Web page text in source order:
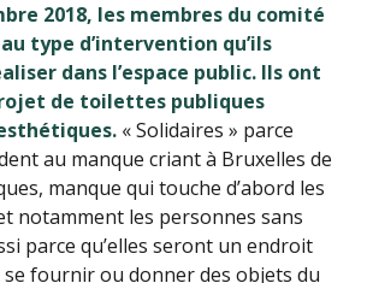
2018, les membres du comité
type d’intervention qu’ils
dans l’espace public. Ils ont
de toilettes publiques
« Solidaires » parce
au manque criant à Bruxelles de
manque qui touche d’abord les
notamment les personnes sans
parce qu’elles seront un endroit
se fournir ou donner des objets du